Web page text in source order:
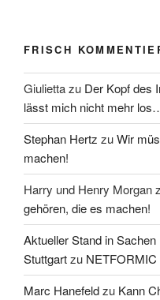
FRISCH
Giuliettazu Der Kopf des
lässt mich nicht mehr
Stephan Hertz zuWir
machen!
Harry und Henry Morgan
gehören, die es machen!
Aktueller Stand in
Stuttgartzu
Marc Hanefeldzu Kann